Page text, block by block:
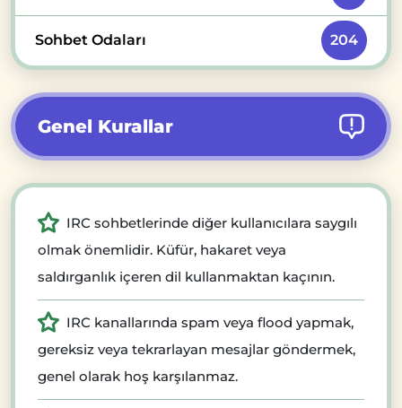
Sohbet Odaları 204
Genel Kurallar
IRC sohbetlerinde diğer kullanıcılara saygılı
olmak önemlidir. Küfür, hakaret veya
saldırganlık içeren dil kullanmaktan kaçının.
IRC kanallarında spam veya flood yapmak,
gereksiz veya tekrarlayan mesajlar göndermek,
genel olarak hoş karşılanmaz.